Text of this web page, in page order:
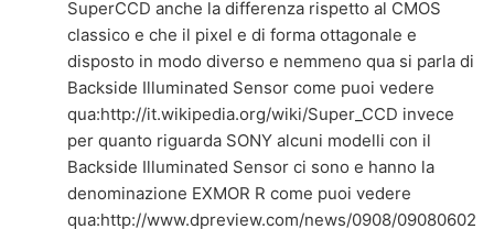
SuperCCD anche la differenza rispetto al CMOS
classico e che il pixel e di forma ottagonale e
disposto in modo diverso e nemmeno qua si parla di
Backside Illuminated Sensor come puoi vedere
qua:http://it.wikipedia.org/wiki/Super_CCD invece
per quanto riguarda SONY alcuni modelli con il
Backside Illuminated Sensor ci sono e hanno la
denominazione EXMOR R come puoi vedere
qua:http://www.dpreview.com/news/0908/09080602